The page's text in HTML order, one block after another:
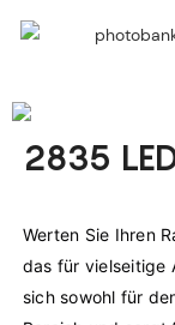
2835
Werten Sie Ihren
das für vielseitige
sich sowohl für